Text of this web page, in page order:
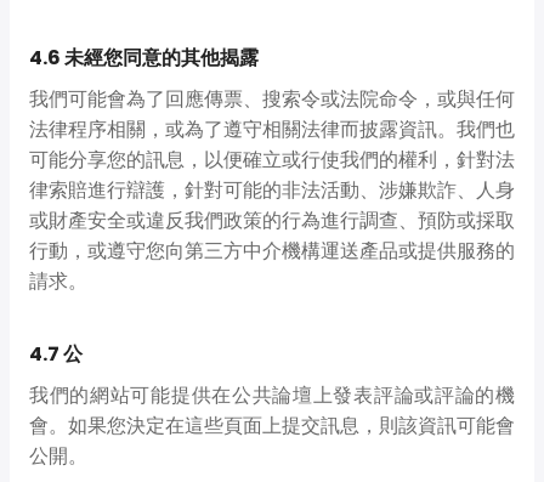
4.6 未經您同意的其他揭露
我們可能會為了回應傳票、搜索令或法院命令，或與任何
法律程序相關，或為了遵守相關法律而披露資訊。我們也
可能分享您的訊息，以便確立或行使我們的權利，針對法
律索賠進行辯護，針對可能的非法活動、涉嫌欺詐、人身
或財產安全或違反我們政策的行為進行調查、預防或採取
行動，或遵守您向第三方中介機構運送產品或提供服務的
請求。
4.7 公
我們的網站可能提供在公共論壇上發表評論或評論的機
會。如果您決定在這些頁面上提交訊息，則該資訊可能會
公開。